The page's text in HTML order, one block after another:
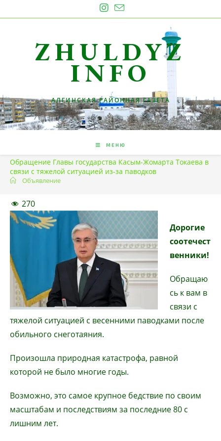
к
ZHULDYZ
INFO
АЛГИНСКАЯ РАЙОННАЯ ГАЗЕТА
МЕНЮ
Обращение Главы государства Касым-Жомарта Токаева в
связи с тяжелой ситуацией из-за паводков
Объявление
270
Дорогие
соотечест
венники!
Обращаю
сь к вам в
связи с
тяжелой ситуацией с весенними паводками после
обильного снеготаяния.
Произошла природная катастрофа, равной
которой не было многие годы.
Возможно, это самое крупное бедствие по своим
масштабам и последствиям за последние 80 с
лишним лет.